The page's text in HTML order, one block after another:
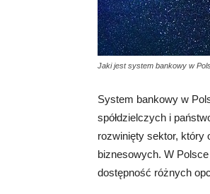
Jaki jest system bankowy w
System bankowy w
spółdzielczych i
rozwinięty sektor, który
biznesowych. W
dostępność różnych